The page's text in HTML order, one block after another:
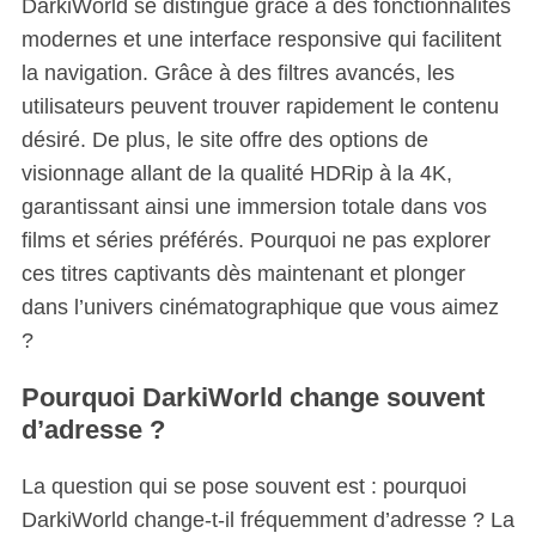
DarkiWorld se distingue grâce à des fonctionnalités
modernes et une interface responsive qui facilitent
la navigation. Grâce à des filtres avancés, les
utilisateurs peuvent trouver rapidement le contenu
désiré. De plus, le site offre des options de
visionnage allant de la qualité HDRip à la 4K,
garantissant ainsi une immersion totale dans vos
films et séries préférés. Pourquoi ne pas explorer
ces titres captivants dès maintenant et plonger
dans l’univers cinématographique que vous aimez
?
Pourquoi DarkiWorld change souvent
d’adresse ?
La question qui se pose souvent est : pourquoi
DarkiWorld change-t-il fréquemment d’adresse ? La